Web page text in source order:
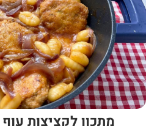
מתכון לקציצות